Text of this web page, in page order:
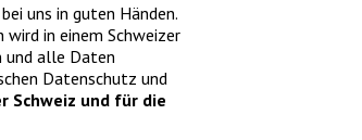
Autoservice?
aus – auf kurze, wie
Frist.
uns in guten Händen.
in einem Schweizer
und alle Daten
Datenschutz und
Schweiz und für die